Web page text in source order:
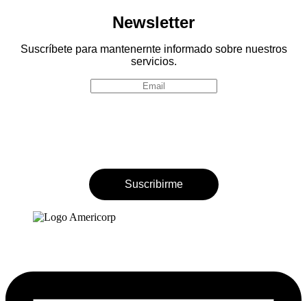
Newsletter
Suscríbete para mantenernte informado sobre nuestros
servicios.